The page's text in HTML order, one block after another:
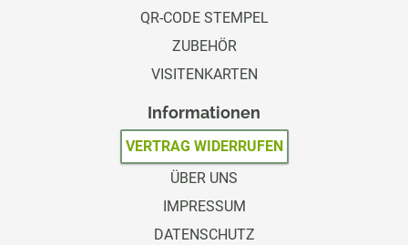
QR-CODE STEMPEL
ZUBEHÖR
VISITENKARTEN
Informationen
VERTRAG WIDERRUFEN
ÜBER UNS
IMPRESSUM
DATENSCHUTZ